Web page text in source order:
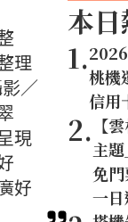
理
／
現
好
本
1.桃機
信用
2. 【
主
免
一